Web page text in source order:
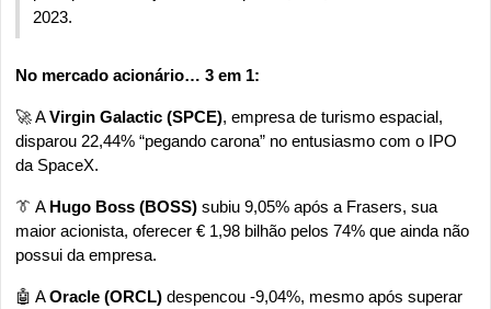
2023.
No mercado acionário… 3 em 1:
🚀 A Virgin Galactic (SPCE), empresa de turismo espacial,
disparou 22,44% “pegando carona” no entusiasmo com o IPO
da SpaceX.
👔 A Hugo Boss (BOSS) subiu 9,05% após a Frasers, sua
maior acionista, oferecer € 1,98 bilhão pelos 74% que ainda não
possui da empresa.
🤖 A Oracle (ORCL) despencou -9,04%, mesmo após superar